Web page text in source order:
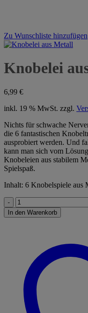
Zu Wunschliste hinzufügen
Knobelei
6,99 €
inkl. 19 % MwSt. zzgl.
Nichts für schwache
die 6 fantastischen
ausprobiert werden. Und
kann man sich vom
Knobeleien aus stabilem
Spielspaß.
Inhalt: 6 Knobelspiele aus
Knobelei
aus
Metall
In den Warenkorb